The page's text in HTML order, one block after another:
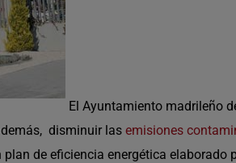
El Ayuntamiento madrileño
disminuir las emisiones
de eficiencia energética elaborado